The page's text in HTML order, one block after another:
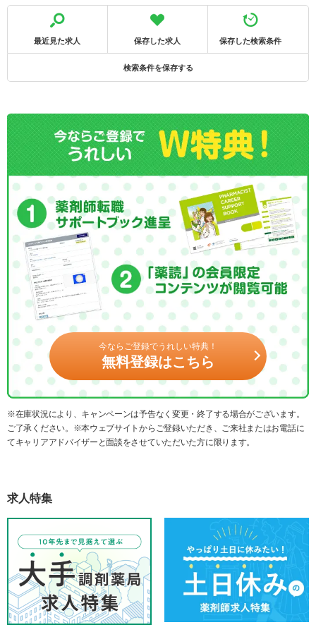
最近見た求人 保存した求人 保存した検索条件
検索条件を保存する
今ならご登録でうれしい特典！
無料登録はこちら
※在庫状況により、キャンペーンは予告なく変更・終了する場合がございます。
ご了承ください。※本ウェブサイトからご登録いただき、ご来社またはお電話に
てキャリアアドバイザーと面談をさせていただいた方に限ります。
求人特集